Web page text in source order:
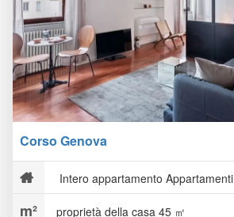
Corso Genova
Intero appartamento Appartamenti
proprietà della casa 45 ㎡